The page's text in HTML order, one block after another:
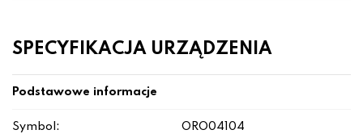
SPECYFIKACJA URZĄDZENIA
Podstawowe informacje
Symbol: ORO04104